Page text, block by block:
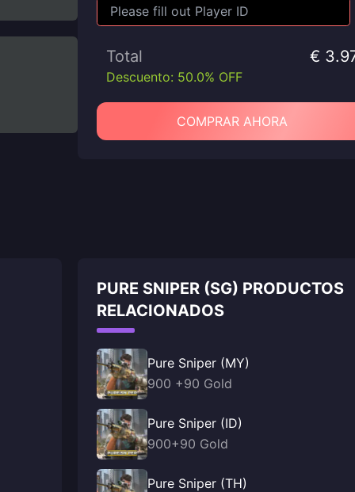
Total €
Descuento: 50.0% OFF
COMPRAR AHORA
PURE SNIPER (SG) PRODUCTOS
RELACIONADOS
Pure Sniper (MY)
900 +90 Gold
Pure Sniper (ID)
900+90 Gold
Pure Sniper (TH)